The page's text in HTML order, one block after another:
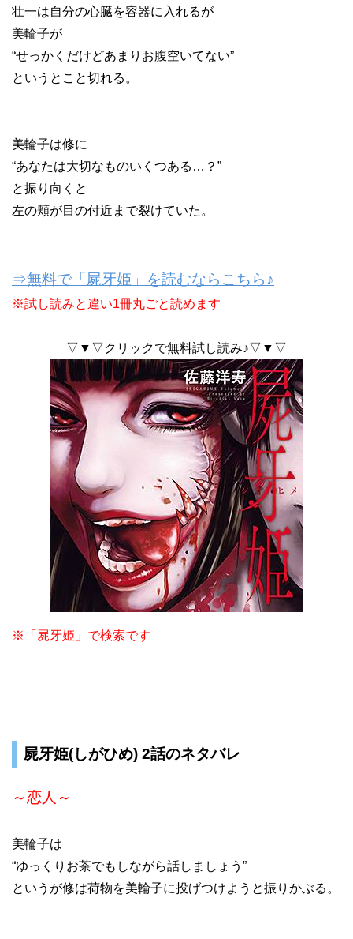
壮一は自分の心臓を容器に入れるが
美輪子が
“せっかくだけどあまりお腹空いてない”
というとこと切れる。
美輪子は修に
“あなたは大切なものいくつある…？”
と振り向くと
左の頬が目の付近まで裂けていた。
⇒無料で「屍牙姫」を読むならこちら♪
※試し読みと違い1冊丸ごと読めます
▽▼▽クリックで無料試し読み♪▽▼▽
※「屍牙姫」で検索です
屍牙姫(しがひめ) 2話のネタバレ
～恋人～
美輪子は
“ゆっくりお茶でもしながら話しましょう”
というが修は荷物を美輪子に投げつけようと振りかぶる。